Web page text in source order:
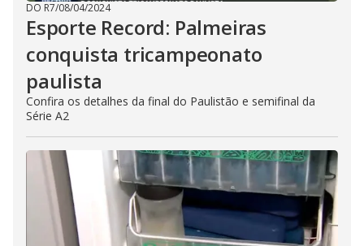
DO R7/08/04/2024
Esporte Record: Palmeiras
conquista tricampeonato
paulista
Confira os detalhes da final do Paulistão e semifinal da
Série A2